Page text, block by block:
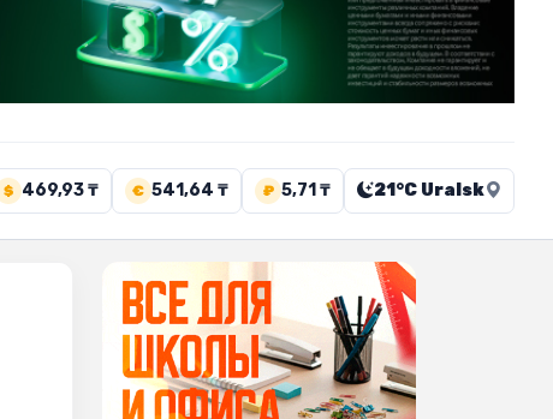
$ 469,93 ₸ € 541,64 ₸ ₽ 5,71 ₸ 21°C Uralsk